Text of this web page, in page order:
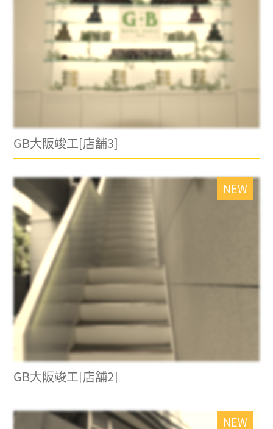
GB大阪竣工[店舗3]
NEW
GB大阪竣工[店舗2]
NEW